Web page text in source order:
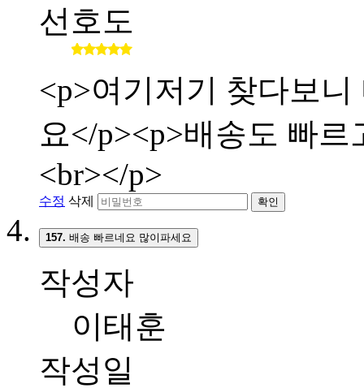
선호도
<p>여기저기 찾다보
요</p><p>배송도 빠
<br></p>
수정 삭제 확인
157. 배송 빠르네요 많이파세요
작성자
이태훈
작성일